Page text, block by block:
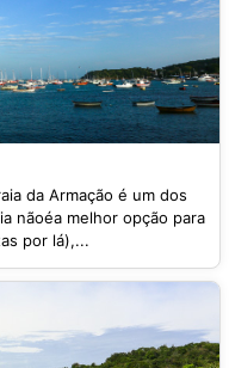
da Armação é um dos
nãoéa melhor opção para
por lá),...